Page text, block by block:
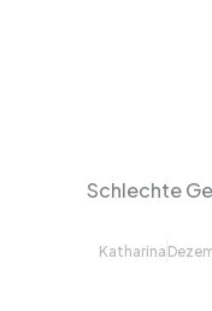
Schlechte
Katharina